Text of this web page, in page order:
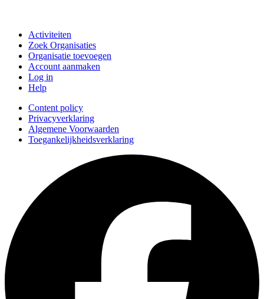
Activiteiten
Zoek Organisaties
Organisatie toevoegen
Account aanmaken
Log in
Help
Content policy
Privacyverklaring
Algemene Voorwaarden
Toegankelijkheidsverklaring